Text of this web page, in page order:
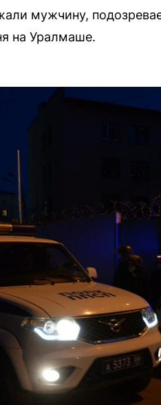
мужчину,
на Уралмаше.